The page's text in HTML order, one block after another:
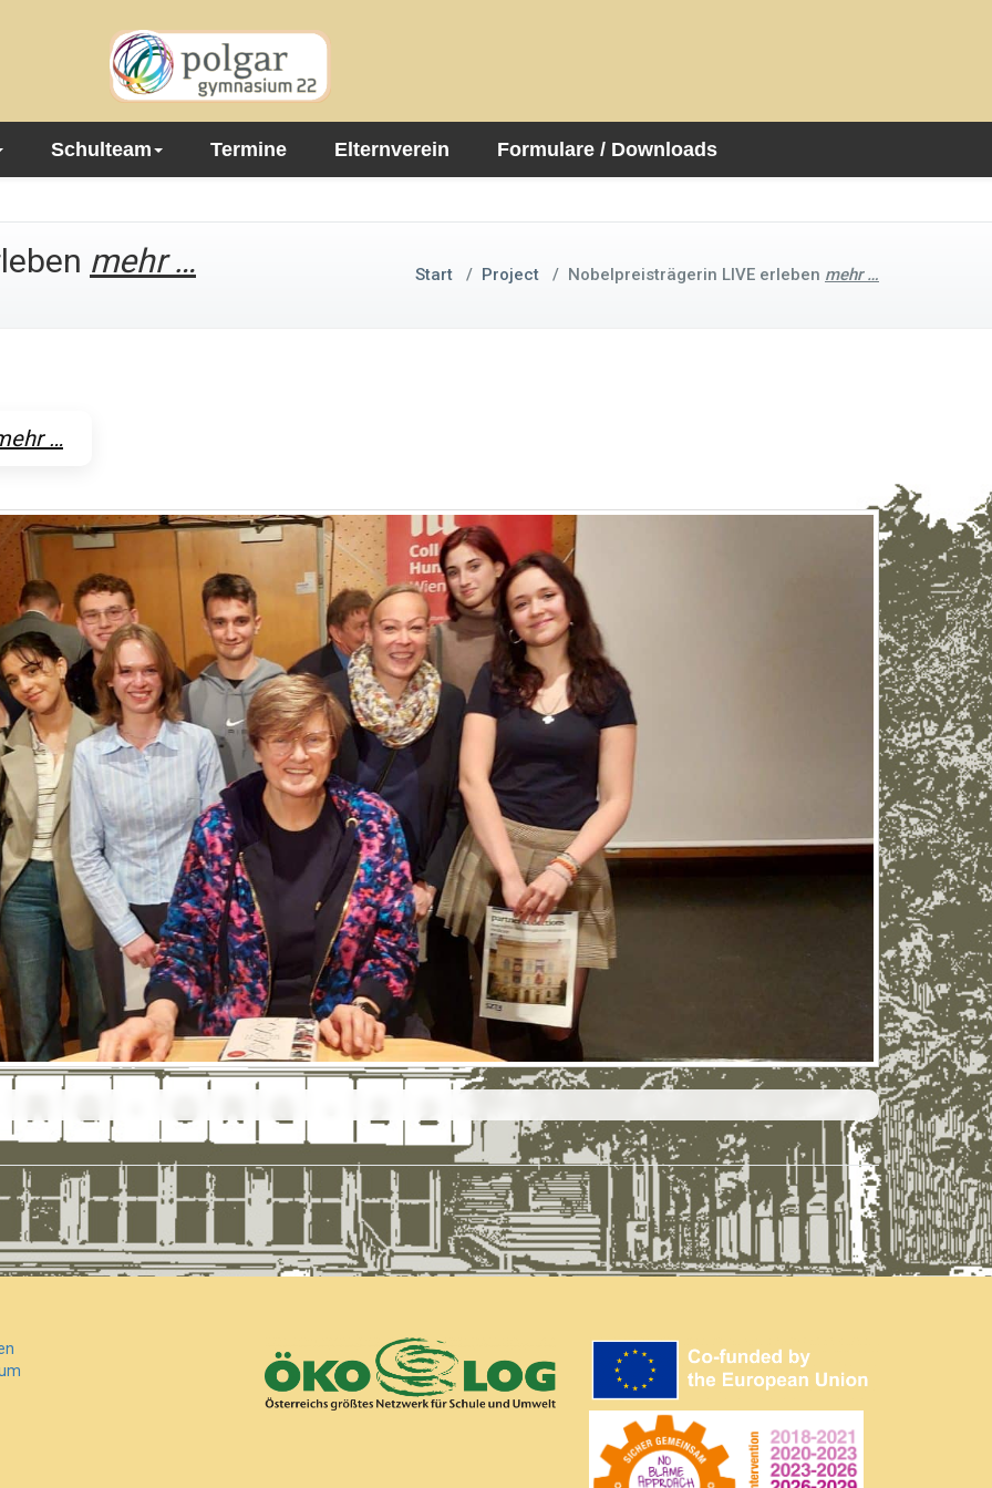
Schulteam Termine Elternverein Formulare / Downloads
mehr … Start / Project / Nobelpreisträgerin LIVE erleben mehr …
…